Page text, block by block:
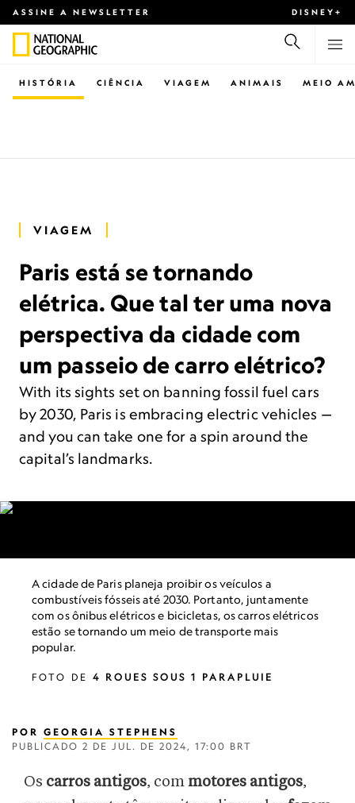
ASSINE A NEWSLETTER DISNEY+
CIÊNCIA VIAGEM ANIMAIS
HISTÓRIA MEIO
VIAGEM
Paris está se tornando
elétrica. Que tal ter uma nova
perspectiva da cidade com
um passeio de carro elétrico?
With its sights set on banning fossil fuel cars
by 2030, Paris is embracing electric vehicles —
and you can take one for a spin around the
capital’s landmarks.
A cidade de Paris planeja proibir os veículos a
combustíveis fósseis até 2030. Portanto, juntamente
com os ônibus elétricos e bicicletas, os carros elétricos
estão se tornando um meio de transporte mais
popular.
FOTO DE 4 ROUES SOUS 1 PARAPLUIE
POR GEORGIA STEPHENS
PUBLICADO 2 DE JUL. DE 2024, 17:00 BRT
Os carros antigos, com motores antigos,